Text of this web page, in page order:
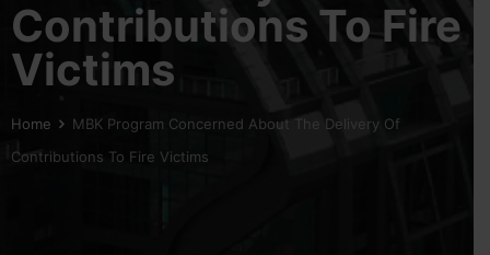
Contributions To Fire
Victims
Home
MBK Program Concerned About The Delivery Of
Contributions To Fire Victims